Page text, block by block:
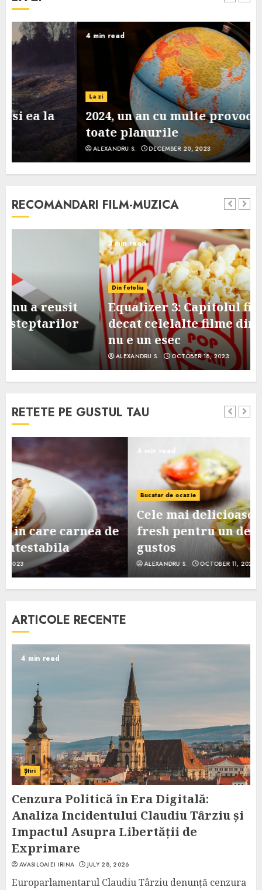
4 min read
La zi
2024, un an cu multe provocari pe
toate planurile
DECEMBER 20, 2023
RECOMANDARI FILM-MUZICA
Din fotoliu
Equalizer 3: Capitolul final, mai slab
decat celelalte filme din serie, dar
nu e un esec
ALEXANDRU S. OCTOBER 18, 2023
RETETE PE GUSTUL TAU
4 min read
Bucatar de ocazie
Cele mai delicioase retete de tarte
fresh pentru un desert sanatos si
gustos
ALEXANDRU S. OCTOBER 11, 2023
ARTICOLE RECENTE
4 min read
Știri
Cenzura Politică în Era Digitală:
Analiza Incidentului Claudiu Târziu și
Impactul Asupra Libertății de
Exprimare
AVASILOAIEI IRINA JULY 28, 2026
Europarlamentarul Claudiu Târziu denunță cenzura